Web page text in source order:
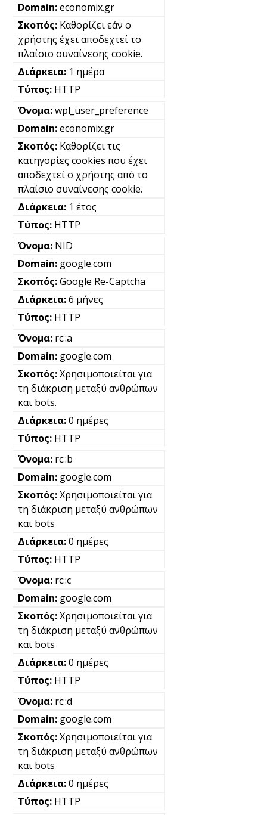
economix.gr
Καθορίζει εάν ο
χρήστης έχει αποδεχτεί το
πλαίσιο συναίνεσης cookie.
1 ημέρα
HTTP
wpl_user_preference
economix.gr
Καθορίζει τις
κατηγορίες cookies που έχει
αποδεχτεί ο χρήστης από το
πλαίσιο συναίνεσης cookie.
1 έτος
HTTP
NID
google.com
Google Re-Captcha
6 μήνες
HTTP
rc::a
google.com
Χρησιμοποιείται για
τη διάκριση μεταξύ ανθρώπων
και bots.
0 ημέρες
HTTP
rc::b
google.com
Χρησιμοποιείται για
τη διάκριση μεταξύ ανθρώπων
και bots
0 ημέρες
HTTP
rc::c
google.com
Χρησιμοποιείται για
τη διάκριση μεταξύ ανθρώπων
και bots
0 ημέρες
HTTP
rc::d
google.com
Χρησιμοποιείται για
τη διάκριση μεταξύ ανθρώπων
και bots
0 ημέρες
HTTP